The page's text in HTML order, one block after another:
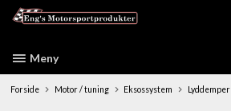
Meny
Forside Motor / tuning Eksossystem Lyddemper